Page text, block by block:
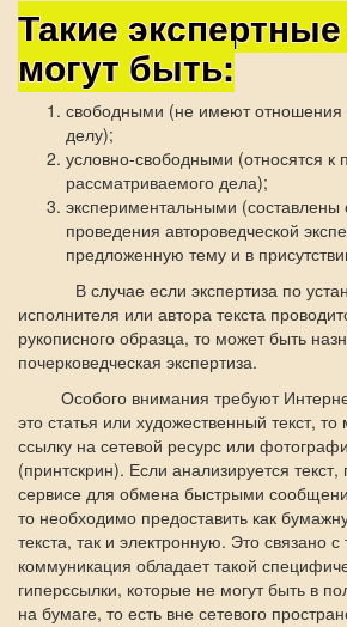
Такие
могут быть:
свободными (не имеют отношения
делу);
условно-свободными (относятся к
рассматриваемого дела);
экспериментальными (составлены
проведения автороведческой
предложенную тему и в
В случае если экспертиза по
исполнителя или автора текста
рукописного образца, то может быть
почерковедческая экспертиза.
Особого внимания требуют
это статья или художественный текст,
ссылку на сетевой ресурс или
(принтскрин). Если анализируется
сервисе для обмена быстрыми
то необходимо предоставить как
текста, так и электронную. Это связано
коммуникация обладает такой
гиперссылки, которые не могут быть в
на бумаге, то есть вне сетевого